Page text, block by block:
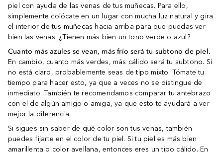
piel con ayuda de las venas de tus muñecas. Para ello,
simplemente colócate en un lugar con mucha luz natural y gira
el interior de tus muñecas hacia arriba para que puedas ver
bien las venas. ¿Tienen más bien un tono verde o azul?
Cuanto más azules se vean, más frío será tu subtono de piel.
En cambio, cuanto más verdes, más cálido será tu subtono. Si
no está claro, probablemente seas de tipo mixto. Tómate tu
tiempo para hacer esto, ya que a veces no se distingue de
inmediato. También te recomendamos comparar tu antebrazo
con el de algún amigo o amiga, ya que esto te ayudará a ver
mejor la diferencia.
Si sigues sin saber de qué color son tus venas, también
puedes fijarte en el color de tu piel. Si tu piel es más bien
amarillenta o color avellana, entonces eres un tipo cálido. En